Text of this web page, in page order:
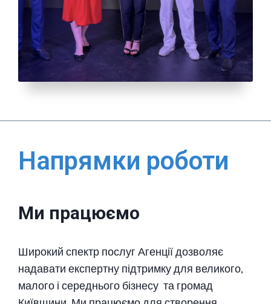
Напрямки роботи
Ми працюємо
Широкий спектр послуг Агенції дозволяє
надавати експертну підтримку для великого,
малого і середнього бізнесу та громад